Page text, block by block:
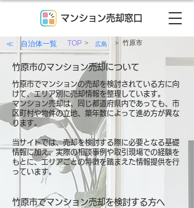
マンション売却窓口
≪ 自治体一覧 TOP > 広島 > 竹原市
竹原市のマンション売却について
竹原市でマンションの売却を検討されている方に向
けて、エリア別に売却情報を整理しています。
マンション売却は、同じ都道府県内であっても、市
区町村や物件の立地、築年数によって進め方が異な
ります。
当サイトでは、売却を検討する際に必要となる基礎
情報に加え、実際の相談事例や取引現場での経験を
もとに、エリアごとの特徴を踏まえた情報提供を行
っています。
竹原市でマンション売却を検討する方へ